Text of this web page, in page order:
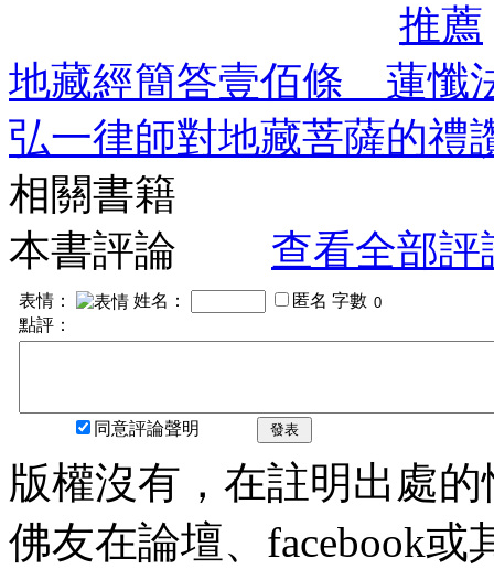
推薦
地藏經簡答壹佰條 蓮懺
弘一律師對地藏菩薩的
相關書籍
本書評論
查看全部評
表情： 姓名： 匿名 字數
點評：
同意評論聲明 發表
版權沒有，在註明出處
佛友在論壇、facebook